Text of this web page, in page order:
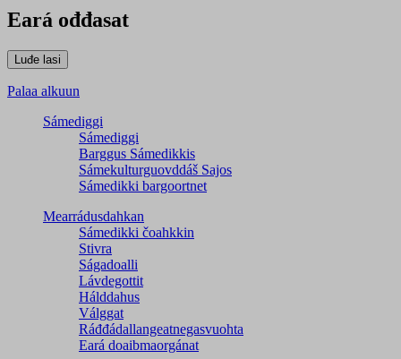
Eará ođđasat
Palaa alkuun
Sámediggi
Sámediggi
Barggus Sámedikkis
Sámekulturguovddáš Sajos
Sámedikki bargoortnet
Mearrádusdahkan
Sámedikki čoahkkin
Stivra
Ságadoalli
Lávdegottit
Hálddahus
Válggat
Ráđđádallangeatnegas­vuohta
Eará doaibmaorgánat